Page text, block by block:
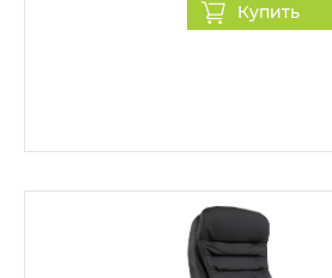
Купить